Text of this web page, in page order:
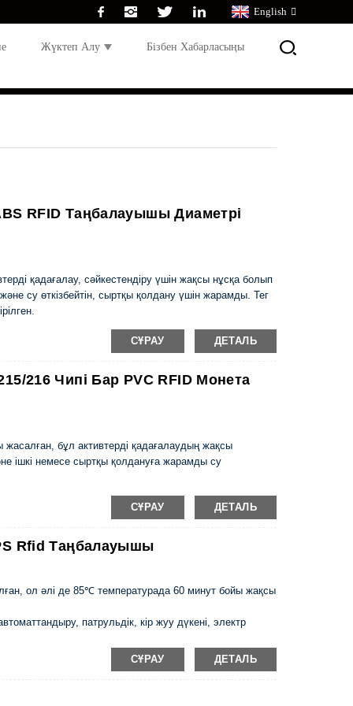
English
Жүктеп Алу Бізбен Хабарласыңы
RFID Таңбалауышы Диаметрі
қадағалау, сәйкестендіру үшін жақсы нұсқа болып
су өткізбейтін, сыртқы қолдану үшін жарамды. Тег
СҰРАУ ДЕТАЛЬ
216 Чипі Бар PVC RFID Монета
бұл активтерді қадағалаудың жақсы
ішкі немесе сыртқы қолдануға жарамды су
СҰРАУ ДЕТАЛЬ
Rfid Таңбалауышы
ол әлі де 85℃ температурада 60 минут бойы жақсы
патрульдік, кір жуу дүкені, электр
біріккен жууды басқаруда кеңінен қолданылады.
СҰРАУ ДЕТАЛЬ